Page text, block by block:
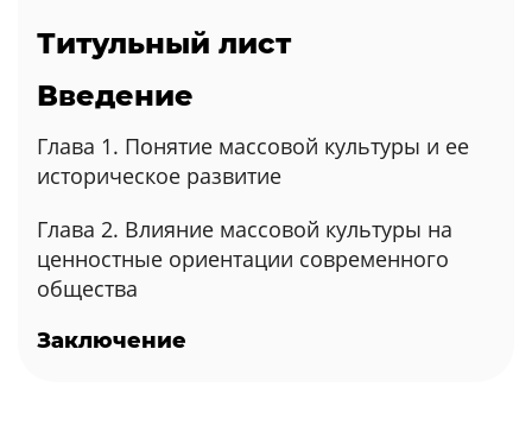
Титульный лист
Введение
Глава 1. Понятие массовой культуры и ее
историческое развитие
Глава 2. Влияние массовой культуры на
ценностные ориентации современного
общества
Заключение